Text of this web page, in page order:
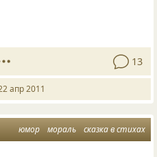
13
апр 2011
юмор мораль сказка в стихах